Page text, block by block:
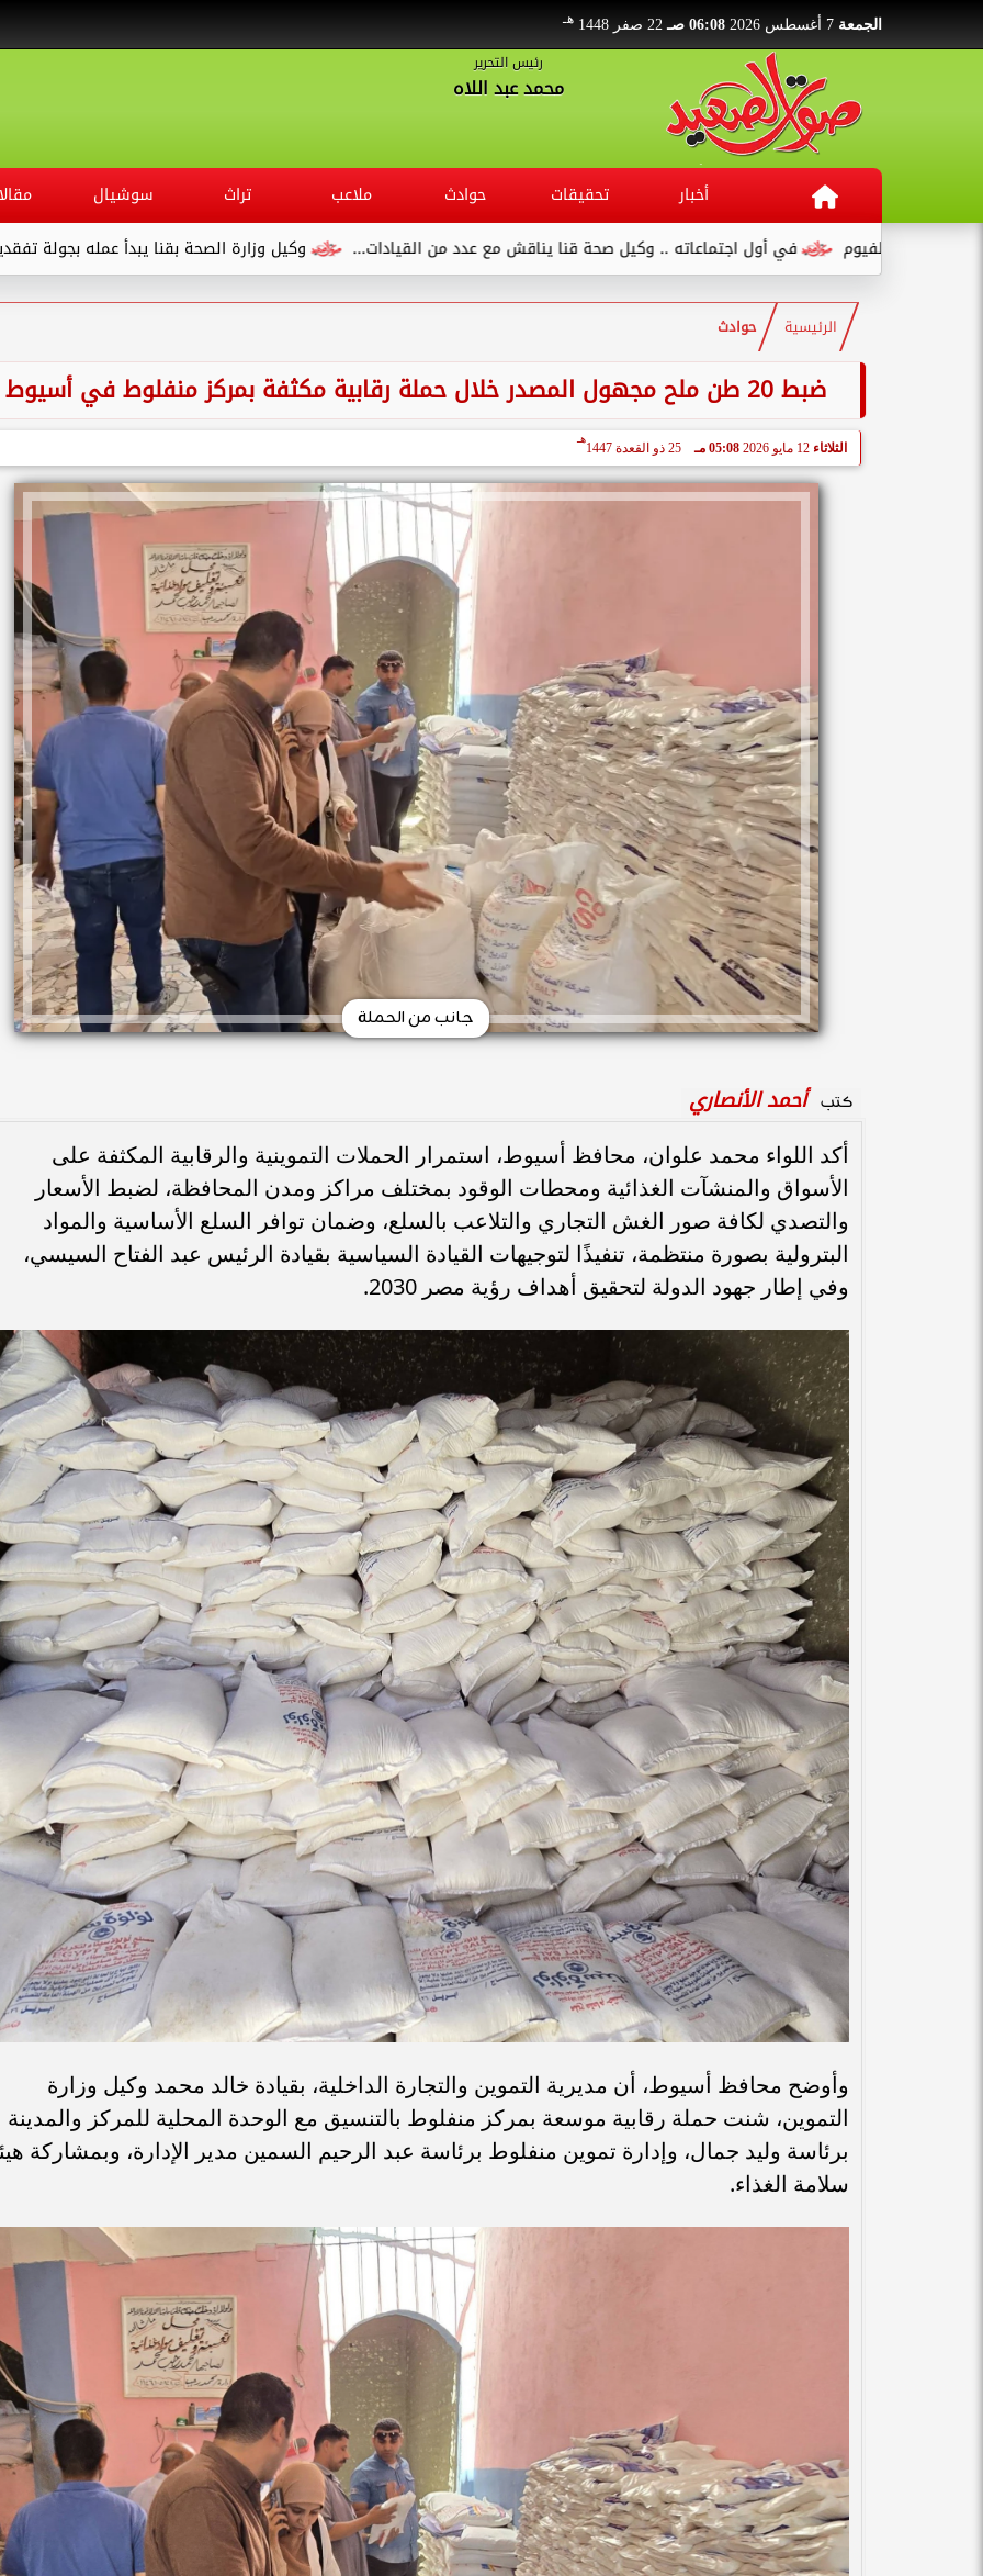
الجمعة 06:08 صـ 22 صفر 1448 هـ
رئيس التحرير
محمد عبد اللاه
أخبار تحقيقات حوادث ملاعب تراث سوشيال
وكيل وزارة الصحة بقنا يبدأ عمله بجولة تفقدية لديوان المديرية
في أول اجتماعاته .. وكيل صحة قنا يناقش مع عدد من القيادات...
الرئيسية حوادث
ضبط 20 طن ملح مجهول المصدر خلال حملة رقابية مكثفة بمركز منفلوط في أسيوط
الثلاثاء 12 مايو 2026 05:08 مـ 25 ذو القعدة 1447
هـ
جانب من الحملة
كتب أحمد الأنصاري
أكد اللواء محمد علوان، محافظ أسيوط، استمرار الحملات التموينية والرقابية المكثفة على
الأسواق والمنشآت الغذائية ومحطات الوقود بمختلف مراكز ومدن المحافظة، لضبط الأسعار
والتصدي لكافة صور الغش التجاري والتلاعب بالسلع، وضمان توافر السلع الأساسية والمواد
البترولية بصورة منتظمة، تنفيذًا لتوجيهات القيادة السياسية بقيادة الرئيس عبد الفتاح السيسي،
وفي إطار جهود الدولة لتحقيق أهداف رؤية مصر 2030.
وأوضح محافظ أسيوط، أن مديرية التموين والتجارة الداخلية، بقيادة خالد محمد وكيل وزارة
التموين، شنت حملة رقابية موسعة بمركز منفلوط بالتنسيق مع الوحدة المحلية للمركز والمدينة
برئاسة وليد جمال، وإدارة تموين منفلوط برئاسة عبد الرحيم السمين مدير الإدارة، وبمشاركة
سلامة الغذاء.